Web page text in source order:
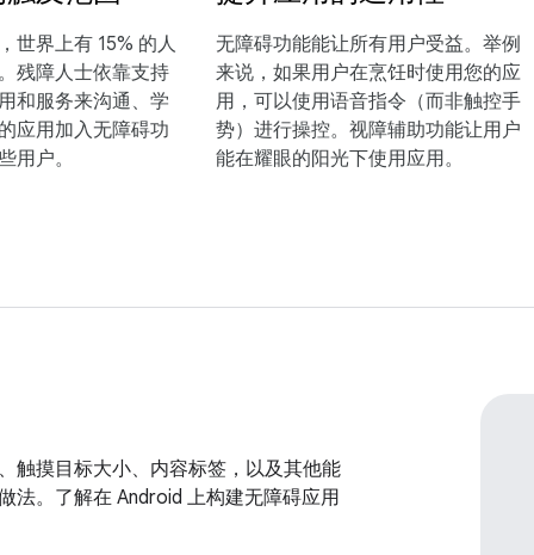
世界上有 15% 的人
残障人士依靠支持
和服务来沟通、学
应用加入无障碍功
用户。
无障碍功能能让所有用户受益。举例
来说，如果用户在烹饪时使用您的应
用，可以使用语音指令（而非触控手
势）进行操控。视障辅助功能让用户
能在耀眼的阳光下使用应用。
触摸目标大小、内容标签，以及其他能
法。了解在 Android 上构建无障碍应用